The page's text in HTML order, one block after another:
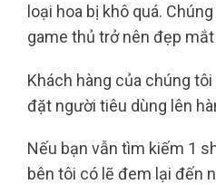
loại hoa bị khô quá.
game thủ trở nên đẹp
Khách hàng của chúng
đặt người tiêu dùng lên
Nếu bạn vẫn tìm kiếm 1
bên tôi có lẽ đem lại đến